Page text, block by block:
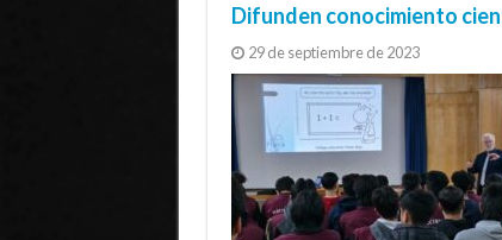
Difunden conocimiento
29 de septiembre de 2023